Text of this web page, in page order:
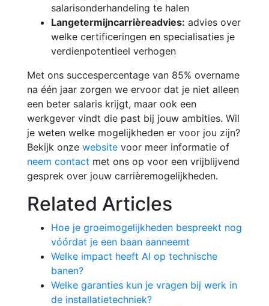
salarisonderhandeling te halen
Lange­termijncarrièreadvies: advies over
welke certificeringen en specialisaties je
verdienpotentieel verhogen
Met ons succespercentage van 85% overname
na één jaar zorgen we ervoor dat je niet alleen
een beter salaris krijgt, maar ook een
werkgever vindt die past bij jouw ambities. Wil
je weten welke mogelijkheden er voor jou zijn?
Bekijk onze website voor meer informatie of
neem contact met ons op voor een vrijblijvend
gesprek over jouw carrièremogelijkheden.
Related Articles
Hoe je groeimogelijkheden bespreekt nog
vóórdat je een baan aanneemt
Welke impact heeft AI op technische
banen?
Welke garanties kun je vragen bij werk in
de installatietechniek?